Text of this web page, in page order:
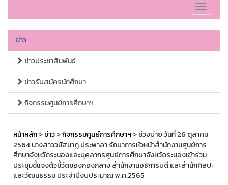
Toggle
ข่าว
ข่าวประชาสัมพันธ์
ข่าวรับสมัครนักศึกษา
กิจกรรมศูนย์การศึกษาฯ
หน้าหลัก>ข่าว>กิจกรรมศูนย์การศึกษาฯ > ช่วงบ่าย วันที่ 26 ตุลาคม
2564 นางสาววนัสนาฏ ประพาลา รักษาการหัวหน้าสำนักงานศูนย์การ
ศึกษาจังหวัดระนองและบุคลากรศูนย์การศึกษาจังหวัดระนองเข้าร่วม
ประชุมชี้แจงตัวชี้วัดของกองกลาง สำนักงานอธิการบดี และสำนักศิลปะ
และวัฒนธรรม ประจำปีงบประมาณ พ.ศ.2565